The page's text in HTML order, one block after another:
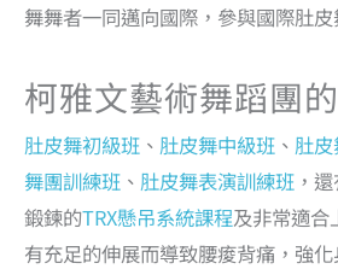
舞舞者一同邁向國際，參與國際肚皮
柯雅文藝術舞蹈團
肚皮舞初級班 、 肚皮舞中級班 、 肚
舞團訓練班 、 肚皮舞表演訓練班 ，
鍛鍊的TRX懸吊系統課程及非常適合
有充足的伸展而導致腰痠背痛，強